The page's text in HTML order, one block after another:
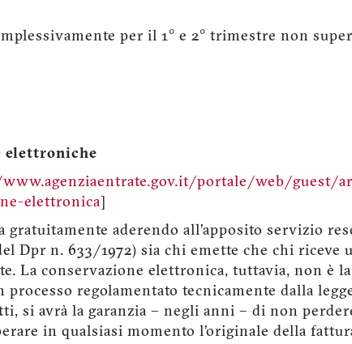
per il 1° e 2° trimestre non
elettroniche
portale/web/guest/
elettronica
aderendo all’apposito servizio
Dpr n. 633/1972) sia chi emette che chi riceve
La conservazione elettronica, tuttavia, non è
regolamentato tecnicamente dalla
si avrà la garanzia – negli anni – di non
in qualsiasi momento l’originale della